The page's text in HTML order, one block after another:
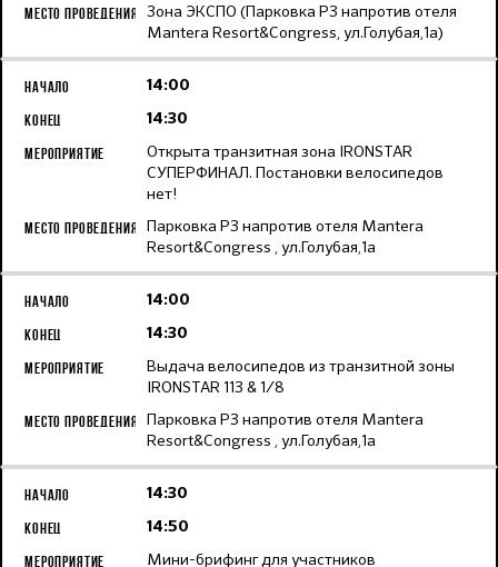
Зона ЭКСПО (Парковка Р3 напротив отеля
Mantera Resort&Congress, ул.Голубая,1а)
14:00
14:30
Открыта транзитная зона IRONSTAR
СУПЕРФИНАЛ. Постановки велосипедов
нет!
Парковка Р3 напротив отеля Mantera
Resort&Congress , ул.Голубая,1а
14:00
14:30
Выдача велосипедов из транзитной зоны
IRONSTAR 113 & 1/8
Парковка Р3 напротив отеля Mantera
Resort&Congress , ул.Голубая,1а
14:30
14:50
Мини-брифинг для участников